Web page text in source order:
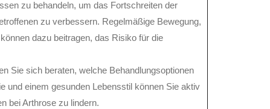
zu behandeln, um das Fortschreiten der
zu verbessern. Regelmäßige Bewegung,
dazu beitragen, das Risiko für die
Sie sich beraten, welche Behandlungsoptionen
und einem gesunden Lebensstil können Sie aktiv
bei Arthrose zu lindern.